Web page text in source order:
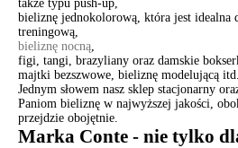
także typu push-up,
bieliznę jednokolorową, która jest idealna
treningową,
bieliznę nocną
figi, tangi, brazyliany oraz damskie
majtki bezszwowe, bieliznę modelującą itd.
Jednym słowem nasz sklep stacjonarny
Paniom bieliznę w najwyższej jakości,
przejdzie obojętnie.
Marka Conte - nie tylko